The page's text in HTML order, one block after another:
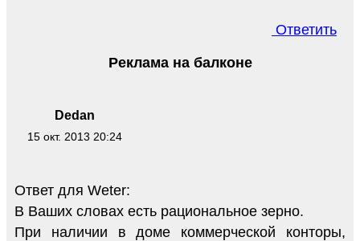
Ответить
Dedan
15 окт. 2013 20:24
Реклама на балконе
Ответ для Weter:
В Ваших словах есть рациональное зерно.
При наличии в доме коммерческой конторы,